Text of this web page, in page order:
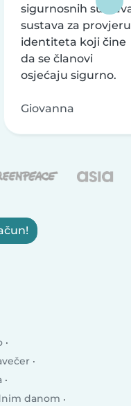
sigurnosnih
sustava za provjeru
identiteta koji čine
da se članovi
osjećaju sigurno.
Giovanna
danom